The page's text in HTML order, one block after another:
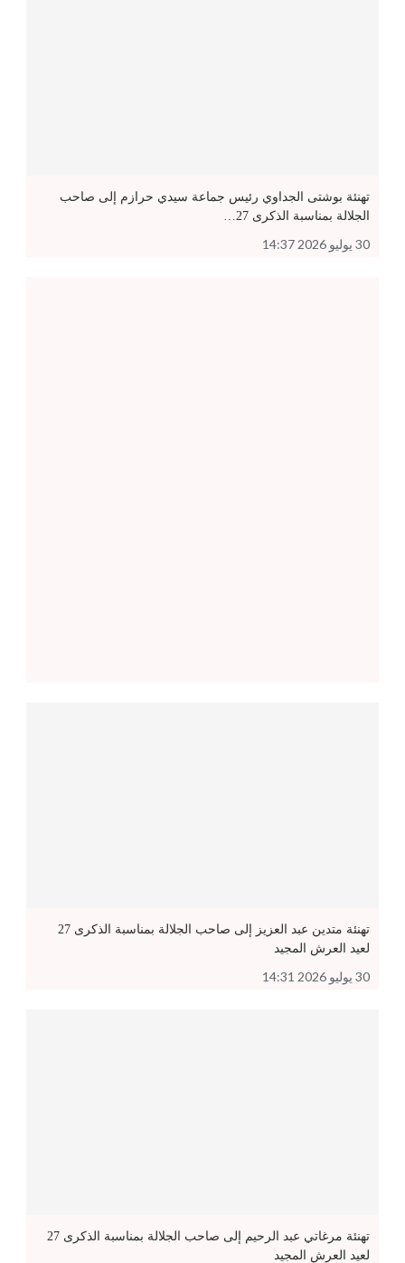
تهنئة بوشتى الجداوي رئيس جماعة سيدي حرازم إلى صاحب
الجلالة بمناسبة الذكرى 27…
30 يوليو 2026 14:37
تهنئة متدين عبد العزيز إلى صاحب الجلالة بمناسبة الذكرى 27
لعيد العرش المجيد
30 يوليو 2026 14:31
تهنئة مرغاتي عبد الرحيم إلى صاحب الجلالة بمناسبة الذكرى 27
لعيد العرش المجيد